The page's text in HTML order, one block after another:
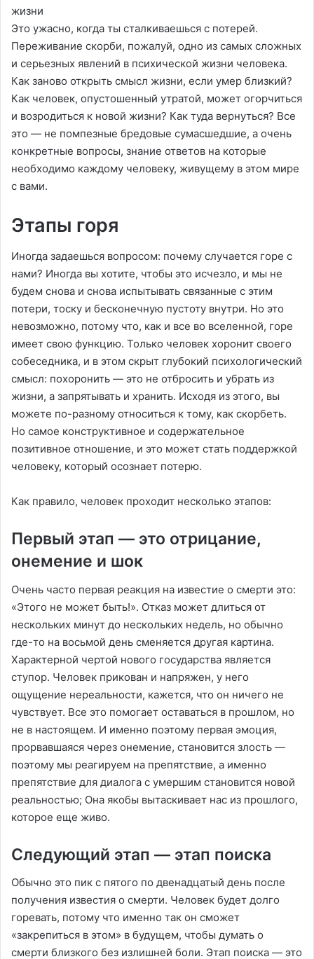
Это ужасно, когда ты сталкиваешься с потерей.
Переживание скорби, пожалуй, одно из самых сложных
и серьезных явлений в психической жизни человека.
Как заново открыть смысл жизни, если умер близкий?
Как человек, опустошенный утратой, может огорчиться
и возродиться к новой жизни? Как туда вернуться? Все
это — не помпезные бредовые сумасшедшие, а очень
конкретные вопросы, знание ответов на которые
необходимо каждому человеку, живущему в этом мире
с вами.
Этапы горя
Иногда задаешься вопросом: почему случается горе с
нами? Иногда вы хотите, чтобы это исчезло, и мы не
будем снова и снова испытывать связанные с этим
потери, тоску и бесконечную пустоту внутри. Но это
невозможно, потому что, как и все во вселенной, горе
имеет свою функцию. Только человек хоронит своего
собеседника, и в этом скрыт глубокий психологический
смысл: похоронить — это не отбросить и убрать из
жизни, а запрятывать и хранить. Исходя из этого, вы
можете по-разному относиться к тому, как скорбеть.
Но самое конструктивное и содержательное
позитивное отношение, и это может стать поддержкой
человеку, который осознает потерю.
Как правило, человек проходит несколько этапов:
Первый этап — это отрицание,
онемение и шок
Очень часто первая реакция на известие о смерти это:
«Этого не может быть!». Отказ может длиться от
нескольких минут до нескольких недель, но обычно
где-то на восьмой день сменяется другая картина.
Характерной чертой нового государства является
ступор. Человек прикован и напряжен, у него
ощущение нереальности, кажется, что он ничего не
чувствует. Все это помогает оставаться в прошлом, но
не в настоящем. И именно поэтому первая эмоция,
прорвавшаяся через онемение, становится злость —
поэтому мы реагируем на препятствие, а именно
препятствие для диалога с умершим становится новой
реальностью; Она якобы вытаскивает нас из прошлого,
которое еще живо.
Следующий этап — этап поиска
Обычно это пик с пятого по двенадцатый день после
получения известия о смерти. Человек будет долго
горевать, потому что именно так он сможет
«закрепиться в этом» в будущем, чтобы думать о
смерти близкого без излишней боли. Этап поиска — это